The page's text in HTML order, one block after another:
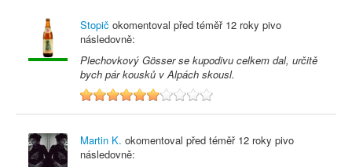
Stopič okomentoval před téměř 12 roky pivo
následovně:
Plechovkový Gösser se kupodivu celkem dal, určitě
bych pár kousků v Alpách skousl.
6
Martin K. okomentoval před téměř 12 roky pivo
následovně: